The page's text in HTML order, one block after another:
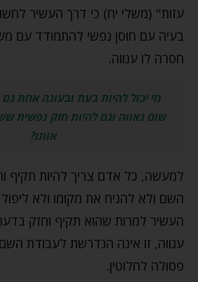
עזות" (משלי יח) כי דרך העשיר
בעיה עם חוסן נפשי להתמודד עם
חסרה לו ענווה.
מי יכול להיות בעת ובעונה אחת
שום גאווה וגם להיות חזק נפשית
אותו?
למעשה, כל אדם צריך להיות תקיף
השם ולא להניח את מקומו ולא
העשיר למרות שהוא תקיף וחזק
ענווה, זו אינה הנדרשת לעבודת
פסולה לחלוטין.